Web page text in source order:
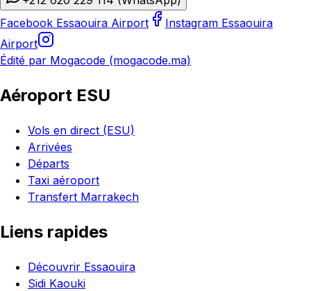
Facebook Essaouira Airport
Instagram Essaouira
Airport
Édité par Mogacode (mogacode.ma)
Aéroport ESU
Vols en direct (ESU)
Arrivées
Départs
Taxi aéroport
Transfert Marrakech
Liens rapides
Découvrir Essaouira
Sidi Kaouki